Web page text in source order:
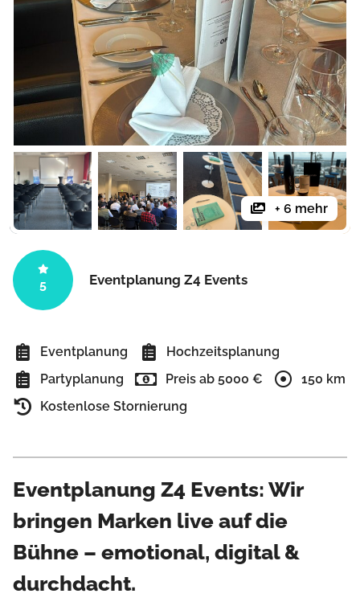
+ 6 mehr
5 Eventplanung Z4 Events
Eventplanung
Hochzeitsplanung
Partyplanung
Preis ab 5000 €
150 km
Kostenlose Stornierung
Eventplanung Z4 Events: Wir
bringen Marken live auf die
Bühne – emotional, digital &
durchdacht.